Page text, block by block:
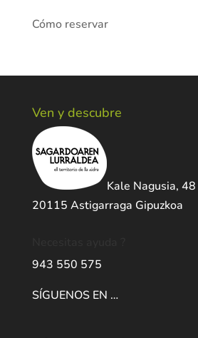
Cómo reservar
Ven y descubre
Kale Nagusia, 48
20115 Astigarraga Gipuzkoa
943 550 575
SÍGUENOS EN …